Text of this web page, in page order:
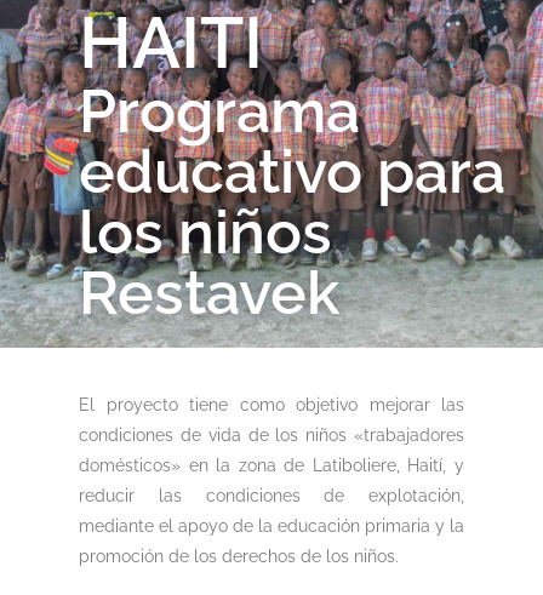
HAITI
Programa
educativo para
los niños
Restavek
El proyecto tiene como objetivo mejorar las
condiciones de vida de los niños «trabajadores
domésticos» en la zona de Latiboliere, Haití, y
reducir las condiciones de explotación,
mediante el apoyo de la educación primaria y la
promoción de los derechos de los niños.